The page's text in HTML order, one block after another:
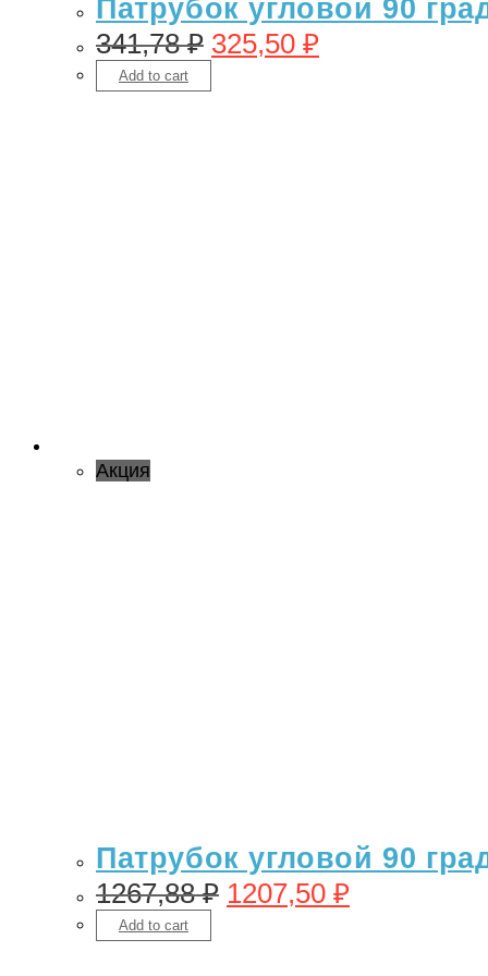
Патрубок угловой 90
341,78₽ 325,50 ₽
Add to cart
Акция
Патрубок угловой 90
1267,88₽ 1207,50 ₽
Add to cart